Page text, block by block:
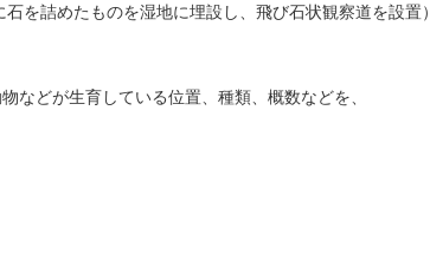
詰めたものを湿地に埋設し、飛び石状観察道を設置）
どが生育している位置、種類、概数などを、